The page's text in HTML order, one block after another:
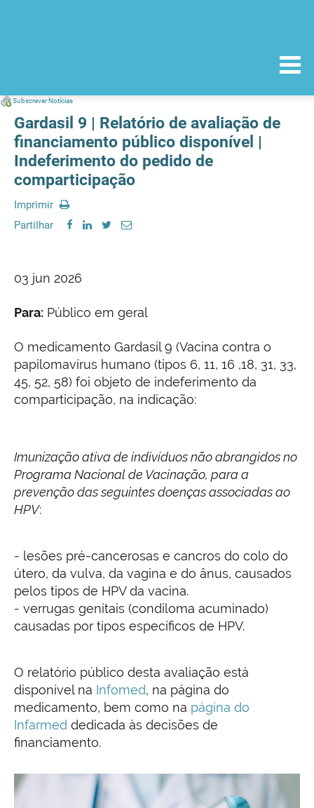
Subscrever Notícias
Gardasil 9 | Relatório de avaliação de
financiamento público disponível |
Indeferimento do pedido de
comparticipação
Imprimir
Partilhar
03 jun 2026
Para: Público em geral
O medicamento Gardasil 9 (Vacina contra o
papilomavírus humano (tipos 6, 11, 16 ,18, 31, 33,
45, 52, 58) foi objeto de indeferimento da
comparticipação, na indicação:
Imunização ativa de indivíduos não abrangidos no
Programa Nacional de Vacinação, para a
prevenção das seguintes doenças associadas ao
HPV:
- lesões pré-cancerosas e cancros do colo do
útero, da vulva, da vagina e do ânus, causados
pelos tipos de HPV da vacina.
- verrugas genitais (condiloma acuminado)
causadas por tipos específicos de HPV.
O relatório público desta avaliação está
disponível na Infomed, na página do
medicamento, bem como na página do
Infarmed dedicada às decisões de
financiamento.